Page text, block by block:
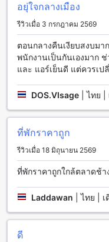
สิ่งอำนวยความสะดวกทา
โดซ เชียงใหม่ มีคาเฟ่แ
เพื่อให้คุณมีประสบการณ์
เมนูกาแฟที่หลากหลายให้
เครื่องดื่มร้อน เพื่อให้คุณ
ต่างๆ ได้อย่างไม่มีข้อจำ
ทำความสะอาดห้องประ
ในการพักผ่อน
ห้องพักที่นี่มีอะไรบ้างที่
Doze Hostel เชียงใหม่มี
ความต้องการของผู้เข้าพั
ต้องการแบ่งปันห้องพักกับ
สำหรับผู้เดินทางคนเดียว
แบบ 8-Bed Standard
อยุ่ใจกลางเมือง
รีวิวเมื่อ 3 กรกฎาคม 2569
ตอนกลางคืนเงียบสงบมา
พนักงานเป็นกันเองมาก
และ แอร์เย็นดี แต่ควรเ
DOS.VIsage |ไทย |
ที่พักราคาถูก
รีวิวเมื่อ 18 มิถุนายน 2569
ที่พักราคาถูกใกล้ตลาดช้า
Laddawan |ไทย | เ
ดี